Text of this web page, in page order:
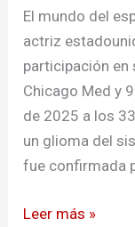
El mundo del
actriz
participación en
Chicago Med y
de 2025 a los
un glioma del
fue confirmada
años:
una
luz
del
cine
que
se
Leer más »